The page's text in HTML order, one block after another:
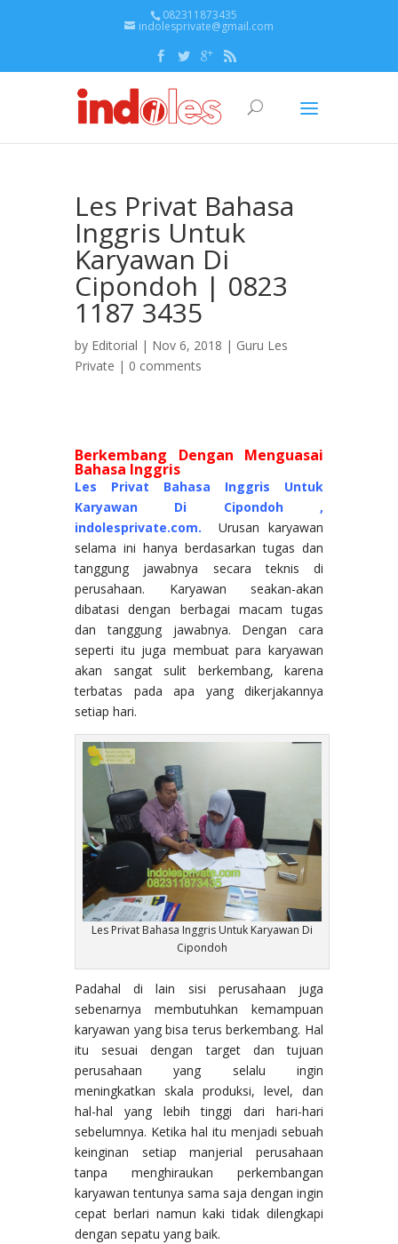
082311873435
indolesprivate@gmail.com
Les Privat Bahasa
Inggris Untuk
Karyawan Di
Cipondoh | 0823
1187 3435
by Editorial | Nov 6, 2018 | Guru Les
Private | 0 comments
Berkembang Dengan Menguasai
Bahasa Inggris
Les Privat Bahasa Inggris Untuk
Karyawan Di Cipondoh ,
indolesprivate.com.
Urusan karyawan
selama ini hanya berdasarkan tugas dan
tanggung jawabnya secara teknis di
perusahaan. Karyawan seakan-akan
dibatasi dengan berbagai macam tugas
dan tanggung jawabnya. Dengan cara
seperti itu juga membuat para karyawan
akan sangat sulit berkembang, karena
terbatas pada apa yang dikerjakannya
setiap hari.
Les Privat Bahasa Inggris Untuk Karyawan Di
Cipondoh
Padahal di lain sisi perusahaan juga
sebenarnya membutuhkan kemampuan
karyawan yang bisa terus berkembang. Hal
itu sesuai dengan target dan tujuan
perusahaan yang selalu ingin
meningkatkan skala produksi, level, dan
hal-hal yang lebih tinggi dari hari-hari
sebelumnya. Ketika hal itu menjadi sebuah
keinginan setiap manjerial perusahaan
tanpa menghiraukan perkembangan
karyawan tentunya sama saja dengan ingin
cepat berlari namun kaki tidak dilengkapi
dengan sepatu yang baik.